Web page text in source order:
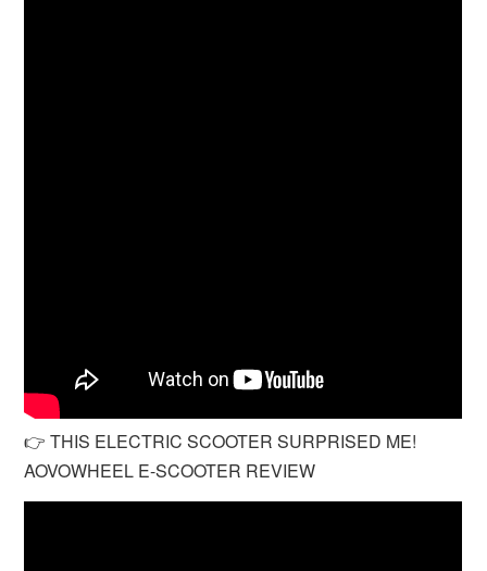
👉 THIS ELECTRIC SCOOTER SURPRISED ME!
AOVOWHEEL E-SCOOTER REVIEW